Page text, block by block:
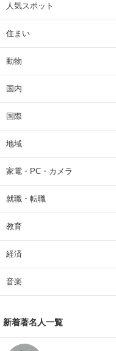
人気スポット
住まい
動物
国内
国際
地域
家電・PC・カメラ
就職・転職
教育
経済
音楽
新着著名人一覧